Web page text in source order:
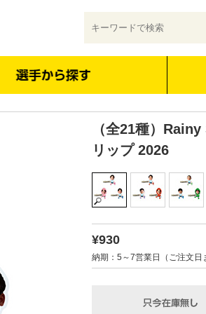
（全21種）
リップ 2026
¥930
納期：5～7営業日（ご注文日